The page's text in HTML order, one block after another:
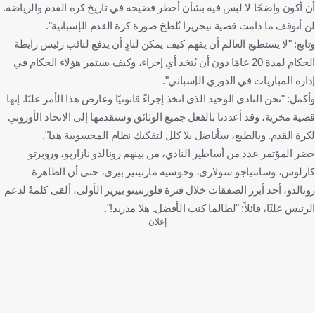
أن أكون واضحًا لا لبس فيه بشأن أخطر فضيحة في تاريخ كرة القدم والرياضة.
لن أتوقف ما دامت قضية نيجريرا تُلطخ صورة كرة القدم الإسبانية".
وتابع: "لا يستطيع العالم أن يفهم كيف يمكن لنادٍ أن يدفع لنائب رئيس رابطة
الحكام لمدة 20 عامًا دون أن يُتخذ أي إجراء، وكيف يستمر هؤلاء الحكام في
إدارة المباريات في الدوري الإسباني".
وأكمل: "نحن النادي الوحيد الذي اتخذ إجراءً قانونيًا وعارض هذا الأمر علنًا. إنها
قضية مخزية، وقد أعددنا بالفعل جميع الوثائق وسنقدمها إلى الاتحاد الأوروبي
لكرة القدم. وبالطبع، سأناضل بلا كلل لتفكيك نظام المحسوبية هذا".
حضر المؤتمر عدد من أساطير النادي، من بينهم رونالدو نازاريو، وروبرتو
كارلوس، وسانتياجو سولاري، وخوسيه مارتينيز بيري، حتى أن الظاهرة
رونالدو، أحد أبرز الصفقات خلال فترة فلورنتينو بيريز الأولى، ألقى كلمةً لدعم
الرئيس علنًا، قائلاً: "لطالما كنت الأفضل. هلا مدريد!".
إعلان